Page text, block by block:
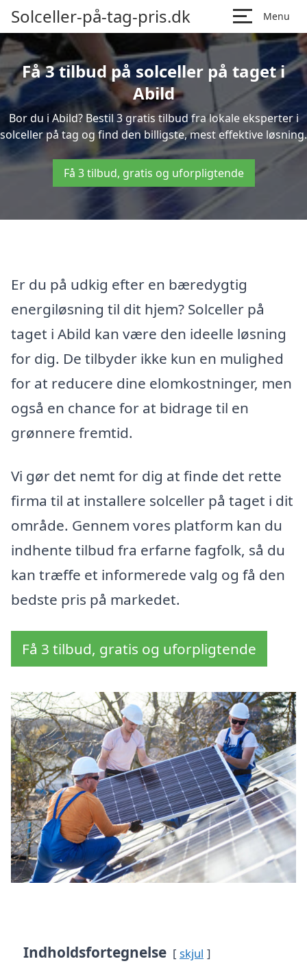
Solceller-på-tag-pris.dk Menu
Få 3 tilbud på solceller på taget i
Abild
Bor du i Abild? Bestil 3 gratis tilbud fra lokale eksperter i
solceller på tag og find den billigste, mest effektive løsning.
Få 3 tilbud, gratis og uforpligtende
Er du på udkig efter en bæredygtig
energiløsning til dit hjem? Solceller på
taget i Abild kan være den ideelle løsning
for dig. De tilbyder ikke kun en mulighed
for at reducere dine elomkostninger, men
også en chance for at bidrage til en
grønnere fremtid.
Vi gør det nemt for dig at finde det rette
firma til at installere solceller på taget i dit
område. Gennem vores platform kan du
indhente tilbud fra erfarne fagfolk, så du
kan træffe et informerede valg og få den
bedste pris på markedet.
Få 3 tilbud, gratis og uforpligtende
Indholdsfortegnelse skjul